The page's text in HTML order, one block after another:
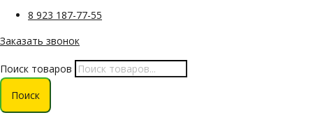
8 923 187-77-55
Заказать звонок
Поиск товаров
Поиск